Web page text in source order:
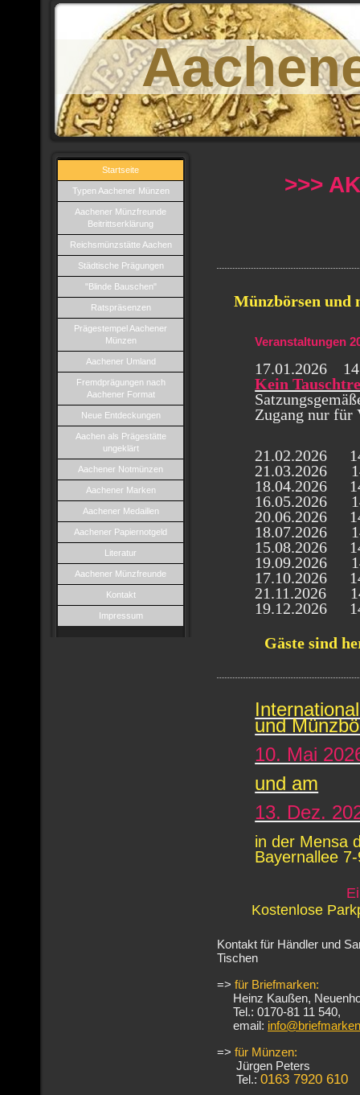
Startseite
Typen Aachener Münzen
Aachener Münzfreunde
Beitrittserklärung
Reichsmünzstätte Aachen
Städtische Prägungen
"Blinde Bauschen"
Ratspräsenzen
Prägestempel Aachener
Münzen
Aachener Umland
Fremdprägungen nach
Aachener Format
Neue Entdeckungen
Aachen als Prägestätte
ungeklärt
Aachener Notmünzen
Aachener Marken
Aachener Medaillen
Aachener Papiernotgeld
Literatur
Aachener Münzfreunde
Kontakt
Impressum
>>>
Münzbörsen und
Veranstaltungen
17.01.2026
Kein
Zugang nur für
21.02.2026
21.03.2026
18.04.2026
16.05.2026
20.06.2026
18.07.2026
15.08.2026
19.09.2026
17.10.2026
21.11.2026
19.12.2026
Gäste sind
und
10. Mai
und am
13. Dez.
in der Mensa
Bayernallee
Kostenlose
Kontakt für Händler und
Tischen
=> für Briefmarken:
Heinz Kaußen,
Tel.: 0170-81 11 540,
email:
=> für Münzen:
Jürgen Peters
Tel.: 0163 7920 610